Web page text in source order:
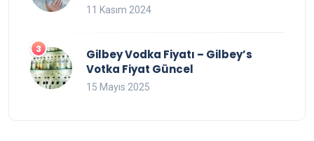
11 Kasım 2024
Gilbey Vodka Fiyatı – Gilbey’s
Votka Fiyat Güncel
15 Mayıs 2025